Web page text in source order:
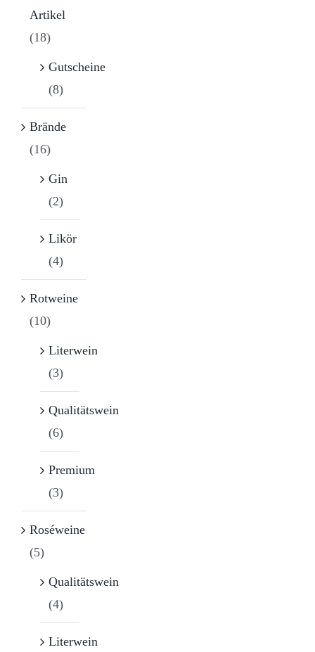
Artikel
(18)
Gutscheine
(8)
Brände
(16)
Gin
(2)
Likör
(4)
Rotweine
(10)
Literwein
(3)
Qualitätswein
(6)
Premium
(3)
Roséweine
(5)
Qualitätswein
(4)
Literwein